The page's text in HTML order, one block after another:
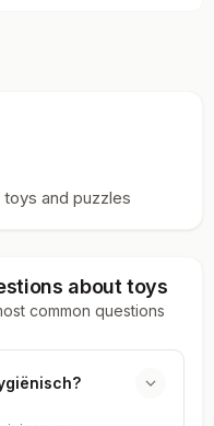
toys and puzzles
abouttoys
common questions